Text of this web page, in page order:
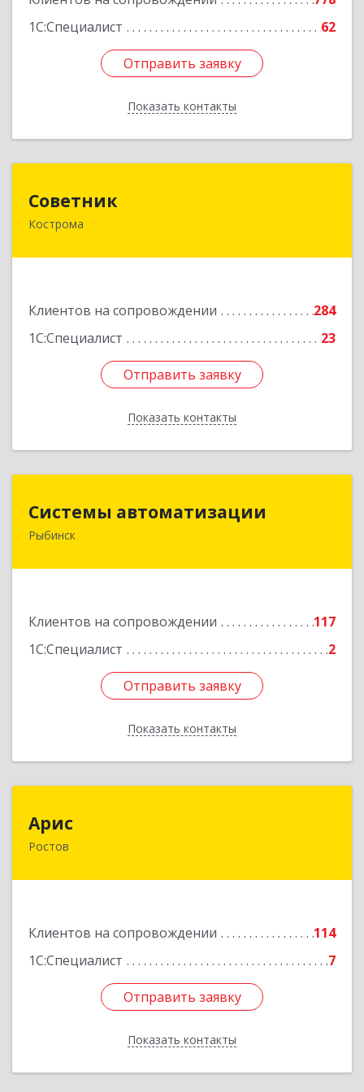
1С:Специалист
62
Отправить заявку
Показать контакты
Отправить заявку
Назад
Советник
Кострома
Клиентов на сопровождении
284
1С:Специалист
23
Отправить заявку
Показать контакты
156000, Костромская обл, Кострома г, Ерохова
Отправить заявку
Назад
Системы автоматизации
Рыбинск
Клиентов на сопровождении
117
1С:Специалист
2
Отправить заявку
Показать контакты
152934, Ярославская обл, Рыбинский р-н,
Отправить заявку
Назад
Арис
Ростов
Клиентов на сопровождении
114
1С:Специалист
7
Отправить заявку
Показать контакты
Отправить заявку
Назад